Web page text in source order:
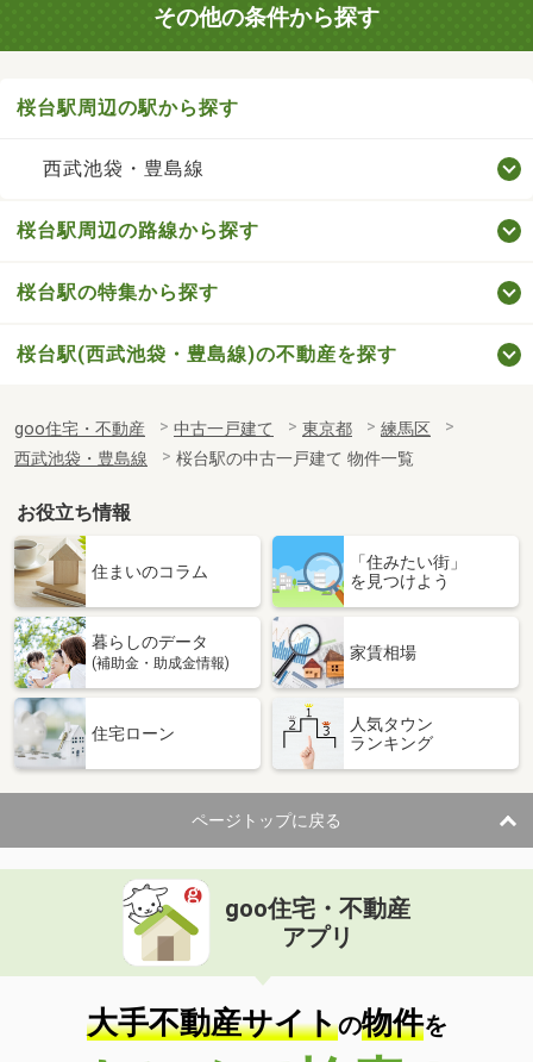
その他の条件から探す
桜台駅周辺の駅から探す
西武池袋・豊島線
桜台駅周辺の路線から探す
桜台駅の特集から探す
桜台駅(西武池袋・豊島線)の不動産を探す
goo住宅・不動産 中古一戸建て 東京都
練馬区
西武池袋・豊島線
桜台駅の中古一戸建て 物件一覧
お役立ち情報
住まいのコラム
「住みたい街」
を見つけよう
暮らしのデータ
(補助金・助成金情報)
家賃相場
住宅ローン
人気タウン
ランキング
ページトップに戻る
goo住宅・不動産
アプリ
大手不動産サイトの物件を